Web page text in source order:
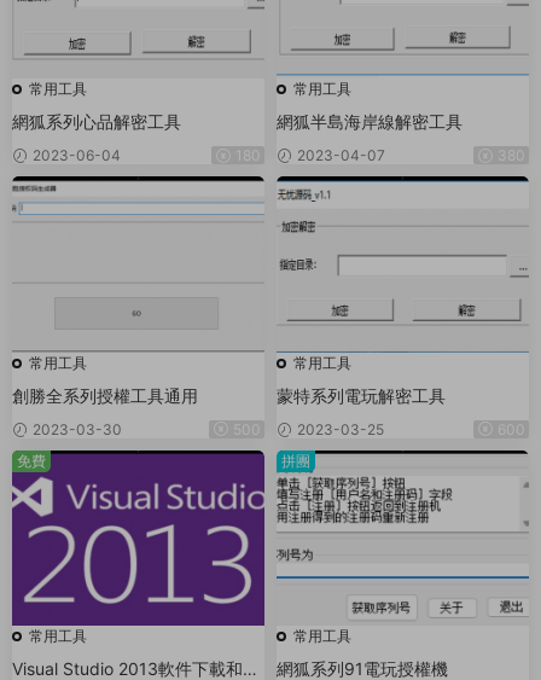
常用工具
網狐系列心品解密工具
2023-06-04 180
常用工具
網狐半島海岸線解密工具
2023-04-07 380
常用工具
創勝全系列授權工具通用
2023-03-30 500
常用工具
蒙特系列電玩解密工具
2023-03-25 600
常用工具
Visual Studio 2013軟件下載和安
免費
常用工具
網狐系列91電玩授權機
拼團